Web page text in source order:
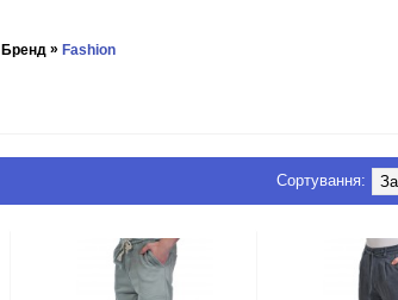
Бренд » Fashion
Сортування: